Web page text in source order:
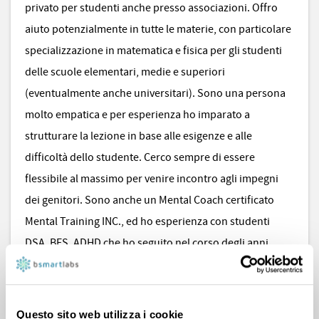
Questo sito web utilizza i cookie
privato per studenti anche presso associazioni. Offro
aiuto potenzialmente in tutte le materie, con particolare
specializzazione in matematica e fisica per gli studenti
delle scuole elementari, medie e superiori
(eventualmente anche universitari). Sono una persona
molto empatica e per esperienza ho imparato a
strutturare la lezione in base alle esigenze e alle
difficoltà dello studente. Cerco sempre di essere
flessibile al massimo per venire incontro agli impegni
dei genitori. Sono anche un Mental Coach certificato
Mental Training INC., ed ho esperienza con studenti
DSA, BES, ADHD che ho seguito nel corso degli anni.
Resto a disposizione per eventuale lezione conoscitiva.
Un caro saluto